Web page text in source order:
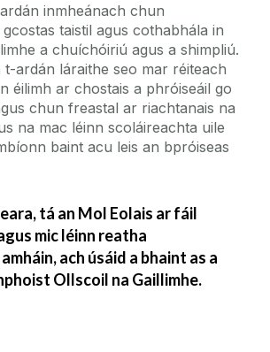
Gairmeacha
inmheánach chun
taistil agus cothabhála in
a chuíchóiriú agus a shimpliú.
t-ardán láraithe seo mar réiteach
éilimh ar chostais a phróiseáil go
chun freastal ar riachtanais na
na mac léinn scoláireachta uile
baint acu leis an bpróiseas
tá an Mol Eolais ar fáil
mic léinn reatha
ach úsáid a bhaint as a
Ollscoil na Gaillimhe.